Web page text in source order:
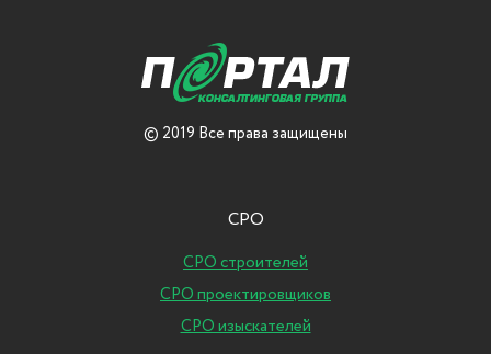
© 2019 Все права защищены
СРО
СРО строителей
СРО проектировщиков
СРО изыскателей